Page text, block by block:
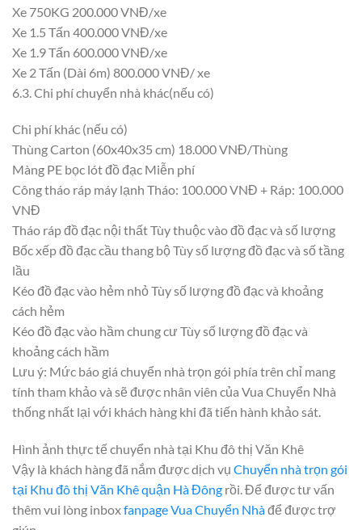
Xe 750KG 200.000 VNĐ/xe
Xe 1.5 Tấn 400.000 VNĐ/xe
Xe 1.9 Tấn 600.000 VNĐ/xe
Xe 2 Tấn (Dài 6m) 800.000 VNĐ/ xe
6.3. Chi phí chuyển nhà khác(nếu có)
Chi phí khác (nếu có)
Thùng Carton (60x40x35 cm) 18.000 VNĐ/Thùng
Màng PE bọc lót đồ đạc Miễn phí
Công tháo ráp máy lạnh Tháo: 100.000 VNĐ + Ráp: 100.000
VNĐ
Tháo ráp đồ đạc nội thất Tùy thuộc vào đồ đạc và số lượng
Bốc xếp đồ đạc cầu thang bộ Tùy số lượng đồ đạc và số tầng
lầu
Kéo đồ đạc vào hẻm nhỏ Tùy số lượng đồ đạc và khoảng
cách hẻm
Kéo đồ đạc vào hầm chung cư Tùy số lượng đồ đạc và
khoảng cách hầm
Lưu ý: Mức báo giá chuyển nhà trọn gói phía trên chỉ mang
tính tham khảo và sẽ được nhân viên của Vua Chuyển Nhà
thống nhất lại với khách hàng khi đã tiến hành khảo sát.
Hình ảnh thực tế chuyển nhà tại Khu đô thị Văn Khê
Vậy là khách hàng đã nắm được dịch vụ Chuyển nhà trọn gói
tại Khu đô thị Văn Khê quận Hà Đông rồi. Để được tư vấn
thêm vui lòng inboxfanpage Vua Chuyển Nhàđể được trợ